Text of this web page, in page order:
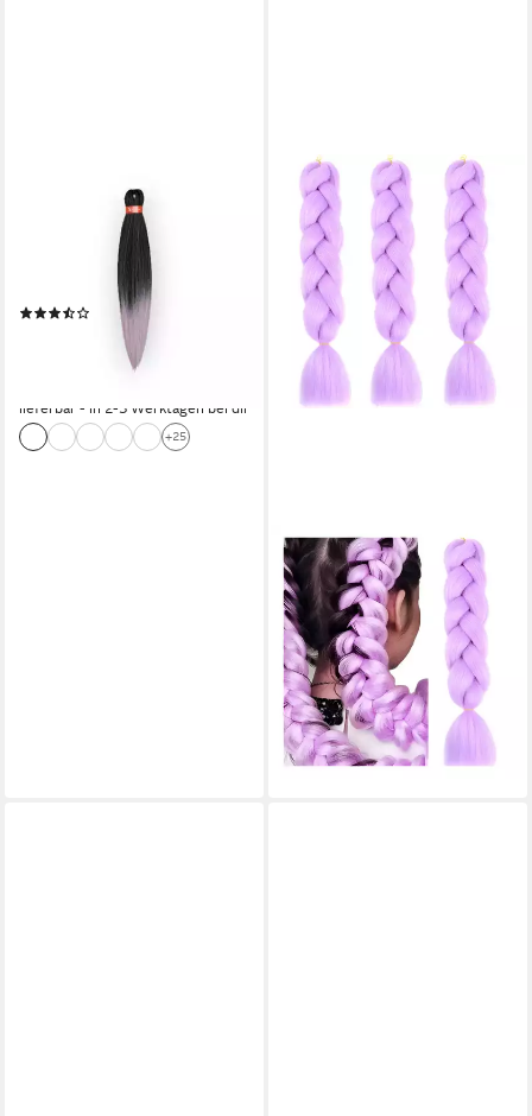
Kunsthaar-Extension X-
Pression 2x Pre Stretched
Ultra Braid 46' (116cm),
7,95 €
lieferbar - in 2-3 Werktagen bei dir
+25
WS-TREND
Kunsthaar-Extension 3er-Set
Jumbo Kunsthaar Kanekalon
Extensions Crochet Twist, 50-
60 cm Stück
14,90 €
(4,97 €/ 1 Stk)
lieferbar - in 4-5 Werktagen bei dir